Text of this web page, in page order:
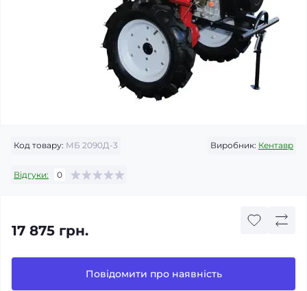
Код товару: МБ 2090Д-3 Виробник: Кентавр
Відгуки: 0
17 875 грн.
Повідомити про наявність